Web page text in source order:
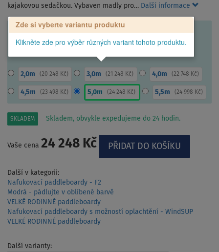
kajakovou sedačkou. Vybaven madly pro… Další informace
Zde si vyberte variantu produktu
Klikněte zde pro výběr různých variant tohoto produktu.
2,0m (20 248 Kč) 3,0m (21 248 Kč) 4,0m (22 748 Kč)
4,5m (23 498 Kč) 5,0m (24 248 Kč) 5,5m (24 998 Kč)
SKLADEM Skladem, obvykle expedujeme do 24 hodin.
Vaše cena 24 248 Kč
Další v kategorii:
Nafukovací paddleboardy - F2
Modrá - pádlujte v oblíbené barvě
VELKÉ RODINNÉ paddleboardy
Nafukovací paddleboardy s možností oplachtění - WindSUP
VELKÉ RODINNÉ paddleboardy
Další varianty: